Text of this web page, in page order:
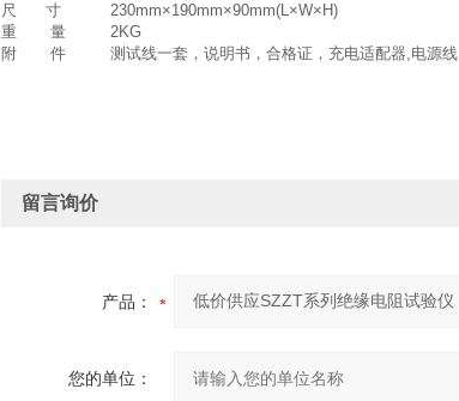
尺 寸
230mm×190mm×90mm(L×W×H)
重 量
2KG
附 件
测试线一套，说明书，合格证，充电适配器,电源线
留言询价
产品：
您的单位：